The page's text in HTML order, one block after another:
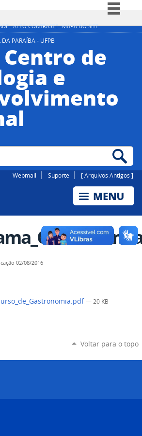
ALTO CONTRASTE MAPA DO SITE
Simplifique!
Participe
Legislação
Canais
DA PARAÍBA - UFPB
Centro de
e
Webmail Suporte [ Arquivos Antigos ]
02/08/2016
— 20 KB
Voltar para o topo